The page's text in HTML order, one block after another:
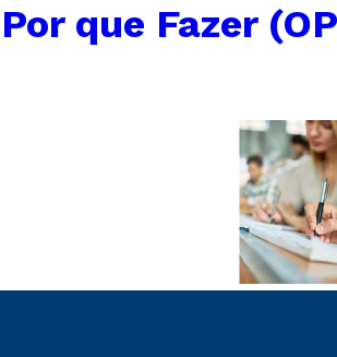
Por que Fazer